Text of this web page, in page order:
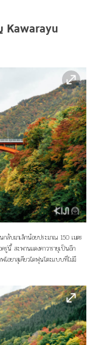
Kawarayu
กลับมาเล็กน้อยประมาณ 150 เมตร
รู่นี้ สะพานแดงคาวารายุเป็นอีก
โอยาสุเคียวไดฟุนโตะแบบที่ไม่มี